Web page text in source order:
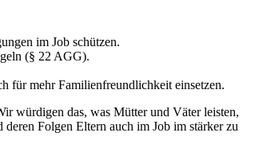
im Job schützen.
(§ 22 AGG).
für mehr Familienfreundlichkeit einsetzen.
würdigen das, was Mütter und Väter leisten,
Folgen Eltern auch im Job im stärker zu